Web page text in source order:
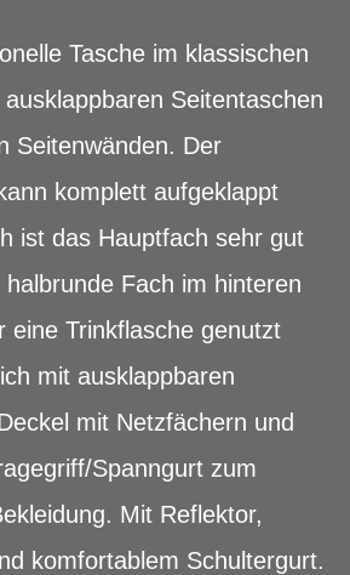
Tasche im klassischen
Seitentaschen
Seitenwänden. Der
komplett aufgeklappt
ist das Hauptfach sehr gut
Fach im hinteren
eine Trinkflasche genutzt
mit ausklappbaren
mit Netzfächern und
Spanngurt zum
Mit Reflektor,
komfortablem Schultergurt.